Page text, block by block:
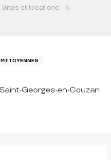
Gites et locations
Georges-en-Couzan